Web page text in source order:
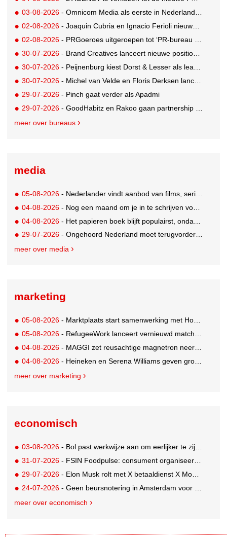
03-08-2026 - Omnicom Media als eerste in Nederland actief met advertenties in ChatGPT
02-08-2026 - Joaquin Cubria en Ignacio Ferioli nieuwe Global CCO’s GUT, Renata Neumann Global Head of Production
02-08-2026 - PRGoeroes uitgeroepen tot ‘PR-bureau van het jaar 2026’
30-07-2026 - Brand Creatives lanceert nieuwe positionering: Create to Celebrate
30-07-2026 - Peijnenburg kiest Dorst & Lesser als lead social agency
30-07-2026 - Michel van Velde en Floris Derksen lanceren I.C.Y. group: drie specialistische bureaus, één visie op groei
29-07-2026 - Pinch gaat verder als Apadmi
29-07-2026 - GoodHabitz en Rakoo gaan partnership aan voor geïntegreerde talentontwikkeling
meer over bureaus
media
05-08-2026 - Nederlander vindt aanbod van films, series en sport vaak versnipperd
04-08-2026 - Nog een maand om je in te schrijven voor de Mercurs 2026
04-08-2026 - Het papieren boek blijft populairst, ondanks digitale alternatieven
29-07-2026 - Ongehoord Nederland moet terugvordering betalen aan Commissariaat voor de Media
meer over media
marketing
05-08-2026 - Marktplaats start samenwerking met House of Cars
05-08-2026 - RefugeeWork lanceert vernieuwd matchingplatform voor nieuwkomers en werkgevers
04-08-2026 - MAGGI zet reusachtige magnetron neer op Solar Festival
04-08-2026 - Heineken en Serena Williams geven grootste tennisfans kans om US Open bij te wonen
meer over marketing
economisch
03-08-2026 - Bol past werkwijze aan om eerlijker te zijn naar verkopers en consumenten
31-07-2026 - FSIN Foodpulse: consument organiseert eet- en koopgedrag bewuster
29-07-2026 - Elon Musk rolt met X betaaldienst X Money uit in VS: zorgen in Washington
24-07-2026 - Geen beursnotering in Amsterdam voor nieuw concern voedingsmerken Unilever
meer over economisch